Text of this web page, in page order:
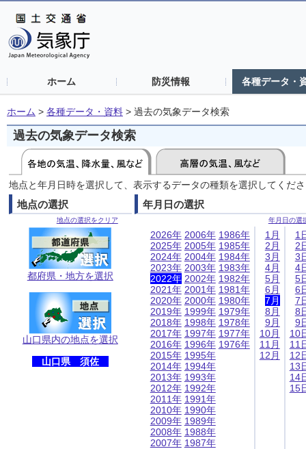
ホーム 防災情報 各種データ・
ホーム > 各種データ・資料 > 過去の気象データ検索
過去の気象データ検索
地点と年月日時を選択して、表示するデータの種類を選択してくだ
地点の選択
地点の選択をクリア
都府県・地方を選択
山口県内の地点を選択
山口県 須佐
年月日の選択
年月日の選
2026年
2025年
2024年
2023年
2022年
2021年
2020年
2019年
2018年
2017年
2016年
2015年
2014年
2013年
2012年
2011年
2010年
2009年
2008年
2007年
2006年
2005年
2004年
2003年
2002年
2001年
2000年
1999年
1998年
1997年
1996年
1995年
1994年
1993年
1992年
1991年
1990年
1989年
1988年
1987年
1986年
1985年
1984年
1983年
1982年
1981年
1980年
1979年
1978年
1977年
1976年
1月
2月
3月
4月
5月
6月
7月
8月
9月
10月
11月
12月
1
2
3
4
5
6
7
8
9
10
11
12
13
14
15